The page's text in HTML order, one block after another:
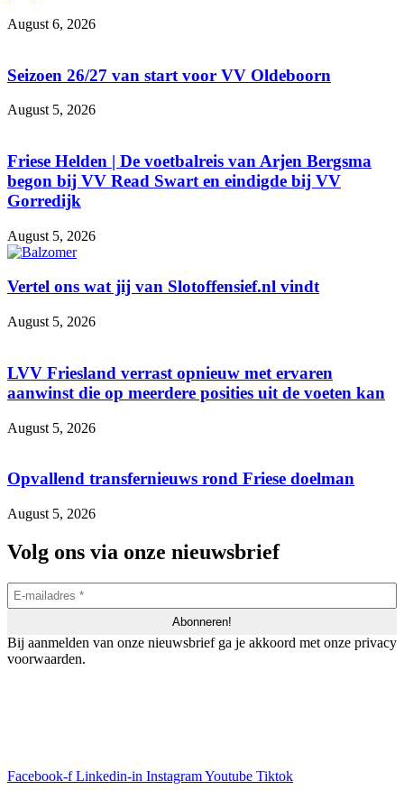
August 6, 2026
Seizoen 26/27 van start voor VV Oldeboorn
August 5, 2026
Friese Helden | De voetbalreis van Arjen Bergsma
begon bij VV Read Swart en eindigde bij VV
Gorredijk
August 5, 2026
Vertel ons wat jij van Slotoffensief.nl vindt
August 5, 2026
LVV Friesland verrast opnieuw met ervaren
aanwinst die op meerdere posities uit de voeten kan
August 5, 2026
Opvallend transfernieuws rond Friese doelman
August 5, 2026
Volg ons via onze nieuwsbrief
Bij aanmelden van onze nieuwsbrief ga je akkoord met onze privacy
voorwaarden.
Facebook-f Linkedin-in InstagramYoutube Tiktok